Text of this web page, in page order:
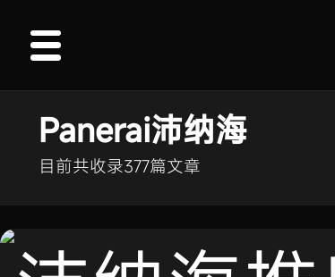
Panerai沛纳海
目前共收录377篇文章